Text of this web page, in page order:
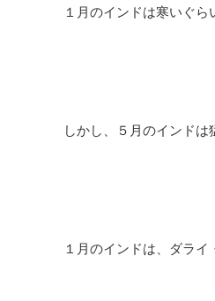
１月のインドは寒いぐら
しかし、５月のインドは
１月のインドは、ダライ